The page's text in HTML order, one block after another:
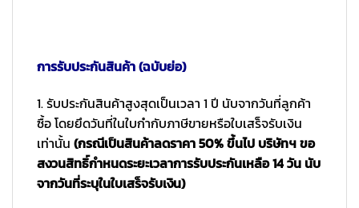
การรับประกันสินค้า (ฉบับย่อ)
1. รับประกันสินค้าสูงสุดเป็นเวลา 1 ปี นับจากวันที่ลูกค้า
ซื้อ โดยยึดวันที่ในใบกำกับภาษีขายหรือใบเสร็จรับเงิน
เท่านั้น (กรณีเป็นสินค้าลดราคา 50% ขึ้นไป บริษัทฯ ขอ
สงวนสิทธิ์กำหนดระยะเวลาการรับประกันเหลือ 14 วัน นับ
จากวันที่ระบุในใบเสร็จรับเงิน)